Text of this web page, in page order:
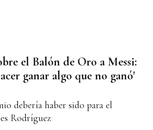
el Balón de Oro a Messi:
ganar algo que no ganó'
debería haber sido para el
Rodríguez